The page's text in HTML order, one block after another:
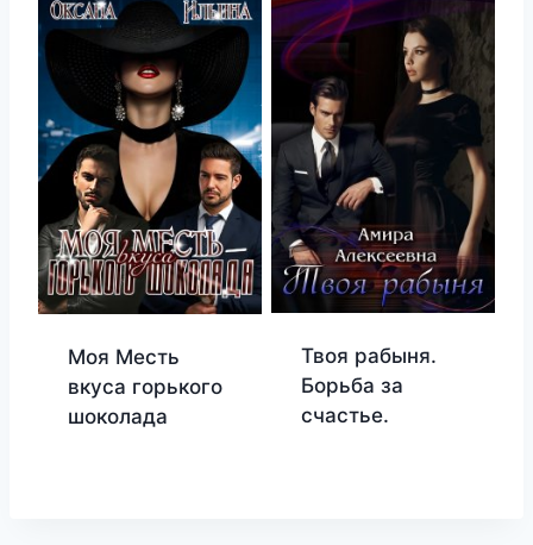
Моя Месть
вкуса горького
шоколада
Твоя рабыня.
Борьба за
счастье.